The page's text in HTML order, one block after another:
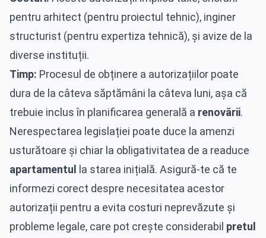
pentru arhitect (pentru proiectul tehnic), inginer
structurist (pentru expertiza tehnică), și avize de la
diverse instituții.
Timp: Procesul de obținere a autorizațiilor poate
dura de la câteva săptămâni la câteva luni, așa că
trebuie inclus în planificarea generală a renovării.
Nerespectarea legislației poate duce la amenzi
usturătoare și chiar la obligativitatea de a readuce
apartamentul la starea inițială. Asigură-te că te
informezi corect despre necesitatea acestor
autorizații pentru a evita costuri neprevăzute și
probleme legale, care pot crește considerabil pretul